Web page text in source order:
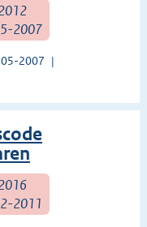
2007
2007
2011